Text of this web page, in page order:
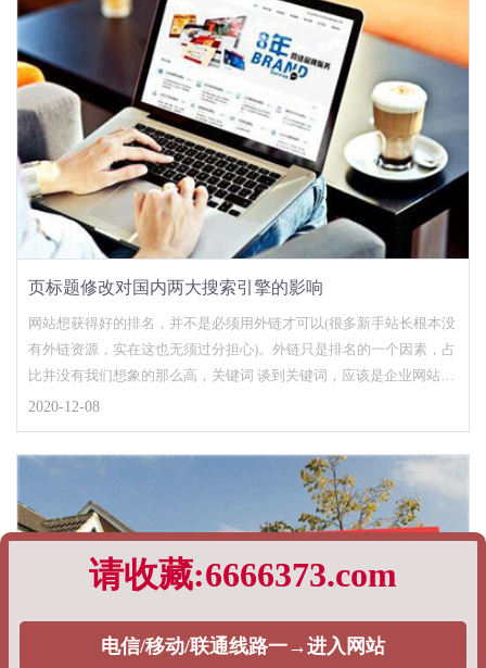
页标题修改对国内两大搜索引擎的影响
网站想获得好的排名，并不是必须用外链才可以(很多新手站长根本没
有外链资源，实在这也无须过分担心)。外链只是排名的一个因素，占
比并没有我们想象的那么高，关键词 谈到关键词，应该是企业网站的
优化核心，和其他关键词比较，企业网站的关键词有时候是选择的，
因为作为行业来说，企业在某些方面是独一无二的，用这些专属
2020-12-08